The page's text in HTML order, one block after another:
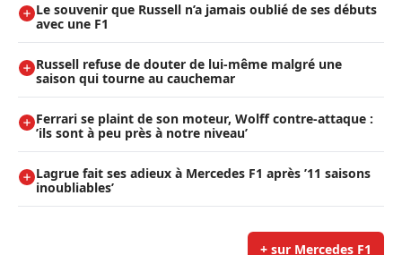
Le souvenir que Russell n’a jamais oublié de ses débuts
avec une F1
Russell refuse de douter de lui-même malgré une
saison qui tourne au cauchemar
Ferrari se plaint de son moteur, Wolff contre-attaque :
’ils sont à peu près à notre niveau’
Lagrue fait ses adieux à Mercedes F1 après ’11 saisons
inoubliables’
+ sur Mercedes F1